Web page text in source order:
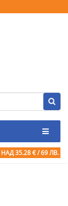
НАД 35.28 € / 69 ЛВ.